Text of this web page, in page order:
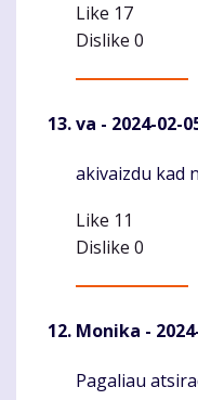
Like 17
Dislike 0
va - 2024-02-
Komentaras
akivaizdu kad
Like 11
Dislike 0
Monika -
Komentaras
Pagaliau